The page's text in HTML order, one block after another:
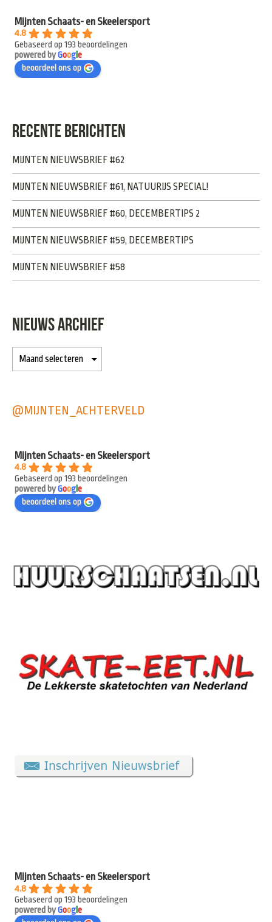
Mijnten Schaats- en Skeelersport
4.8
Gebaseerd op 193 beoordelingen
powered byGooge
beoordeel ons op
RECENTE BERICHTEN
MIJNTEN NIEUWSBRIEF #62
MIJNTEN NIEUWSBRIEF #61, NATUURIJS SPECIAL!
MIJNTEN NIEUWSBRIEF #60, DECEMBERTIPS 2
MIJNTEN NIEUWSBRIEF #59, DECEMBERTIPS
MIJNTEN NIEUWSBRIEF #58
NIEUWS ARCHIEF
@MIJNTEN_ACHTERVELD
Mijnten Schaats- en Skeelersport
4.8
Gebaseerd op 193 beoordelingen
powered byGooge
beoordeel ons op
Mijnten Schaats- en Skeelersport
4.8
Gebaseerd op 193 beoordelingen
powered byGoogle